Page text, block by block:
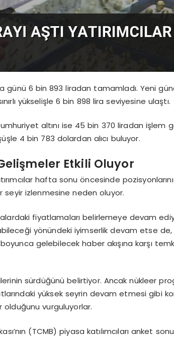
6 bin 893 liradan tamamladı. Yeni
yükselişle 6 bin 898 lira seviyesine ulaştı.
altını ise 45 bin 370 liradan işlem
4 bin 783 dolardan alıcı buluyor.
Etkili Oluyor
hafta sonu öncesinde
seyir izlenmesine neden oluyor.
fiyatlamaları belirlemeye devam
yönündeki iyimserlik devam etse de,
gelebilecek haber akışına karşı
sürdüğünü belirtiyor. Ancak nükleer
yüksek seyrin devam etmesi gibi
olduğunu vurguluyorlar.
(TCMB) piyasa katılımcıları anket